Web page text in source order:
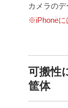
カメラのデ
※iPhoneに
可搬性
筐体